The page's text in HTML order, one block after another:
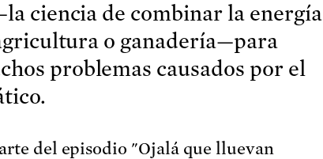
ciencia de combinar la energía
o ganadería—para
problemas causados por el
del episodio "Ojalá que lluevan